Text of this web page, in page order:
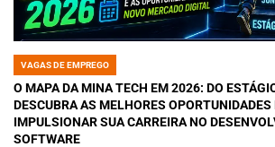
POSTED
IN
VAGAS DE EMPREGO
O MAPA DA MINA TECH EM 2026: DO
DESCUBRA AS MELHORES OPORTUNIDADES
IMPULSIONAR SUA CARREIRA NO
SOFTWARE